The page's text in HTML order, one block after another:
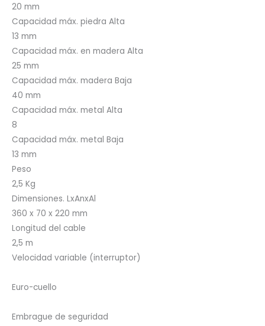
20 mm
Capacidad máx. piedra Alta
13 mm
Capacidad máx. en madera Alta
25 mm
Capacidad máx. madera Baja
40 mm
Capacidad máx. metal Alta
8
Capacidad máx. metal Baja
13 mm
Peso
2,5 Kg
Dimensiones. LxAnxAl
360 x 70 x 220 mm
Longitud del cable
2,5 m
Velocidad variable (interruptor)
Euro-cuello
Embrague de seguridad